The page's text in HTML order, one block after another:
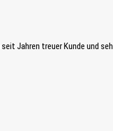
Jahren treuer Kunde und